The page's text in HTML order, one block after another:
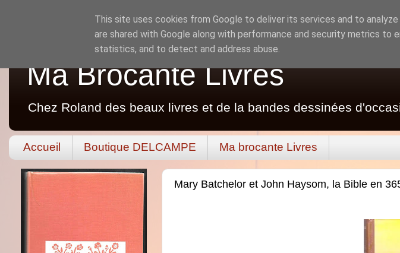
Ma Brocante Livres
Chez Roland des beaux livres et de la bandes dessinées
Accueil Boutique DELCAMPE Ma brocante Livres
Mary Batchelor et John Haysom, la Bible en
This site uses cookies from Google to deliver its services and to
are shared with Google along with performance and security metrics to
statistics, and to detect and address abuse.